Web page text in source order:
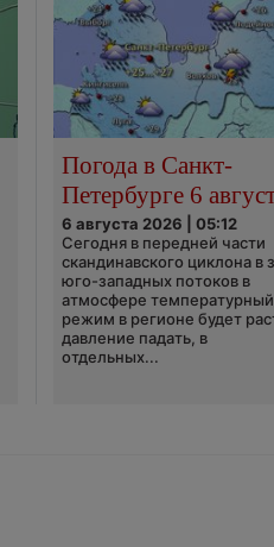
Погода в Санкт-
Петербурге 6
6 августа 2026 | 05:12
Сегодня в передней части
скандинавского циклона в
юго-западных потоков в
атмосфере температурный
режим в регионе будет
давление падать, в
отдельных...